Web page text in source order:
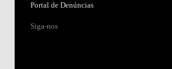
Portal de Denúncias
Siga-nos